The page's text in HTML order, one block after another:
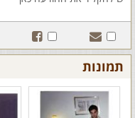
תמונות